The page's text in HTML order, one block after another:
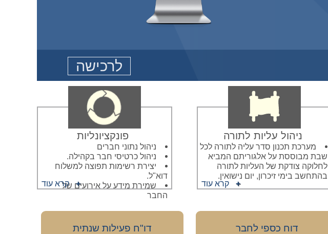
לרכישה
ניהול עליות לתורה
מערכת תכנון סדר עליה לתורה לכל
שבת מבוססת על אלגוריתם המביא
לחלוקה צודקת של העליות לתורה
בהתחשב בימי זיכרון, יום נישואין.
קרא עוד
פונקציונליות
ניהול נתוני חברים
ניהול כרטיסי חבר בקהילה.
יצירת רשימות תפוצה למשלוח
דוא"ל.
שמירת מידע על אירועים של
החבר
קרא עוד
דוח כספי לחבר דו"ח פעילות שנתית